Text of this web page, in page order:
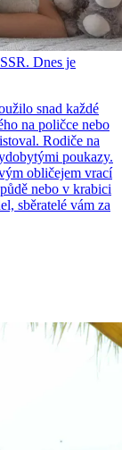
Dnes je
snad každé
na poličce nebo
Rodiče na
poukazy.
obličejem vrací
nebo v krabici
sběratelé vám za